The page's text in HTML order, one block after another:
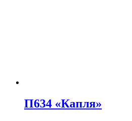
П634 «Капля»